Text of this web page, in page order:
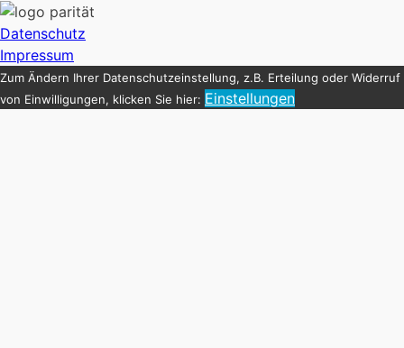
Datenschutz
Impressum
Zum Ändern Ihrer Datenschutzeinstellung, z.B. Erteilung oder Widerruf
von Einwilligungen, klicken Sie hier: Einstellungen